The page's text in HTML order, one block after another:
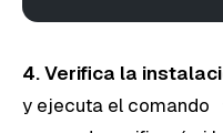
4. Verifica la
y ejecuta el comando